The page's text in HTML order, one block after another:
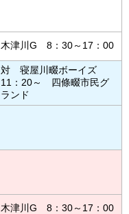
木津川G 8：30～17：00
対 寝屋川畷ボーイズ
11：20～ 四條畷市民グ
ランド
木津川G 8：30～17：00